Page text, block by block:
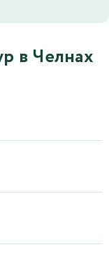
в Челнах